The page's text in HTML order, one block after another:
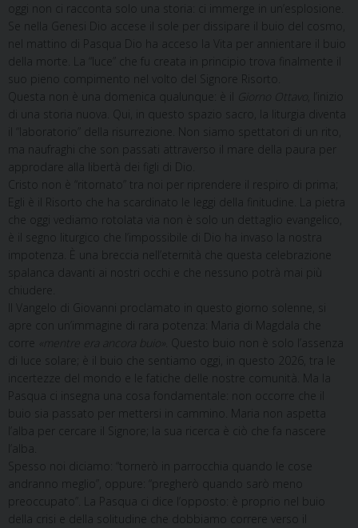
oggi non ci racconta solo una storia: ci immerge in un’esplosione.
Se nella Genesi Dio accese il sole per dissipare il buio del cosmo,
nel mattino di Pasqua Dio ha acceso la Vita per annientare il buio
della morte. La “luce” che fu creata in principio trova finalmente il
suo pieno compimento nel volto del Signore Risorto.
Questa non è una domenica qualunque: è il
Giorno Ottavo
, l’inizio
di una storia nuova. Qui, in questo spazio sacro, la liturgia diventa
il “laboratorio” della risurrezione. Non siamo spettatori di un rito,
ma naufraghi che son passati attraverso il mare della paura per
approdare alla libertà dei figli di Dio.
Cristo non è “ritornato” tra noi per riprendere il respiro di prima;
Egli è il Risorto che ha scardinato le leggi della finitudine. La pietra
che oggi vediamo rotolata via non è solo un dettaglio evangelico,
è il segno liturgico che l’impossibile di Dio ha invaso la nostra
impotenza. È una breccia nell’eternità che questa celebrazione
spalanca davanti ai nostri occhi e che nessuno potrà mai più
chiudere.
Il Vangelo di Giovanni proclamato in questo giorno solenne, si
apre con un’immagine di rara potenza: Maria di Magdala che
corre
. Questo buio non è solo l’assenza
di luce solare; è il buio che sentiamo oggi, in questo 2026, tra le
incertezze del mondo e le fatiche delle nostre comunità. Ma la
Pasqua ci insegna una cosa fondamentale: non occorre che il
buio sia passato per mettersi in cammino. Maria non aspetta
l’alba per cercare il Signore; la sua ricerca è ciò che fa nascere
l’alba.
Spesso noi diciamo: “tornerò in parrocchia quando le cose
andranno meglio”, oppure: “pregherò quando sarò meno
preoccupato”. La Pasqua ci dice l’opposto: è proprio nel buio
della crisi e della solitudine che dobbiamo correre verso il